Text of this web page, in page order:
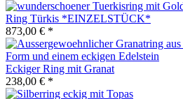
Ring Türkis *EINZELSTÜCK*
873,00 € *
Eckiger Ring mit Granat
238,00 € *